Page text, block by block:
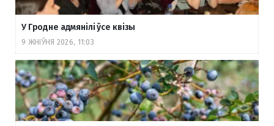
У Гродне адмянілі ўсе квізы
9 ЖНІЎНЯ 2026, 11:03